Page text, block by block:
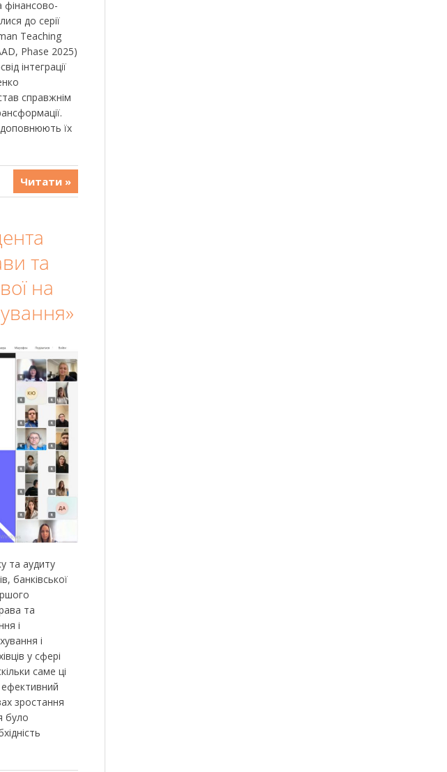
фінансово-
до серії
Teaching
Phase 2025)
інтеграції
справжнім
доповнюють їх
Читати »
та
на
та аудиту
банківської
та
і
і
у сфері
саме ці
ефективний
зростання
було